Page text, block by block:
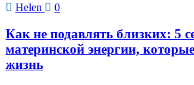
Helen 0
Как не подавлять близких: 5
материнской энергии,
жизнь